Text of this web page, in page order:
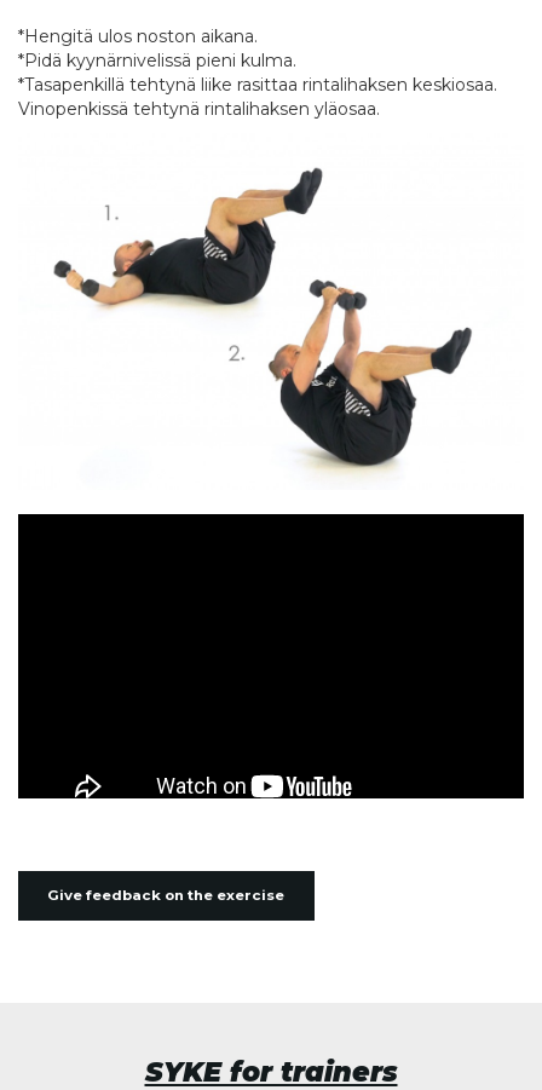
*Hengitä ulos noston aikana.
*Pidä kyynärnivelissä pieni kulma.
*Tasapenkillä tehtynä liike rasittaa rintalihaksen keskiosaa.
Vinopenkissä tehtynä rintalihaksen yläosaa.
Give feedback on the exercise
SYKE for trainers